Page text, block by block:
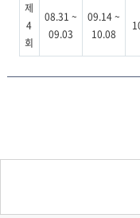
제
4
회
08.31 ~
09.03
09.14 ~
10.08